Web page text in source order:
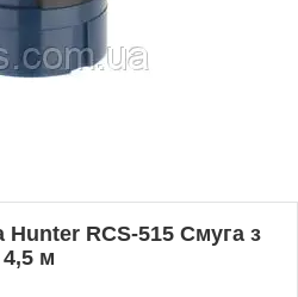
RCS-515 Смуга з
м